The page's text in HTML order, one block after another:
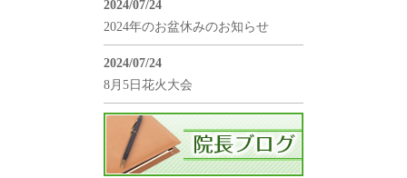
2024/07/24
2024年のお盆休みのお知らせ
2024/07/24
8月5日花火大会